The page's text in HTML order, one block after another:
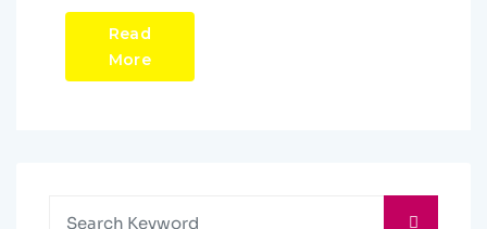
Read
More